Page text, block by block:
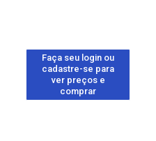
Faça seu login ou
cadastre-se para
ver preços e
comprar